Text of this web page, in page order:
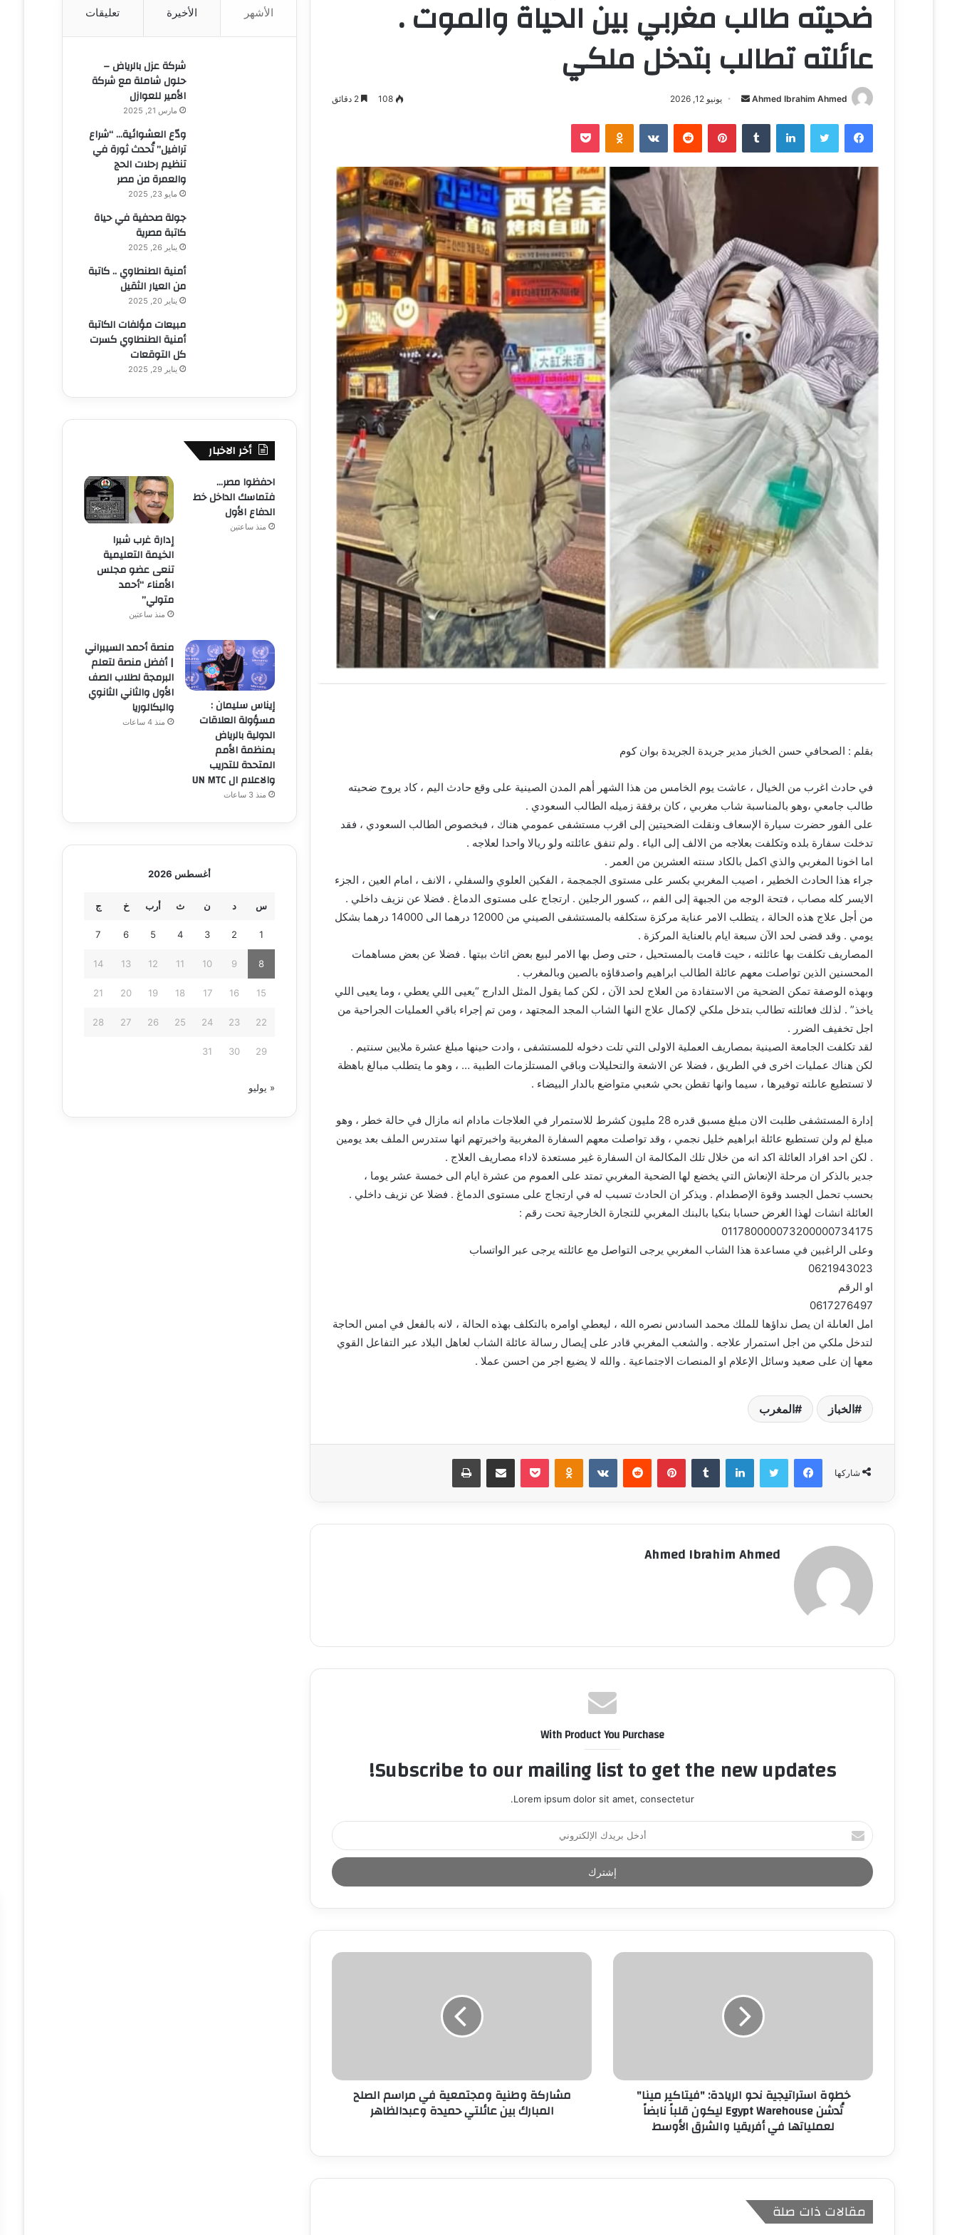
ضحيته طالب مغربي بين الحياة والموت .
عائلته تطالب بتدخل ملكي
Ahmed Ibrahim Ahmed
أ
ل
ب
ا
إ
ل
ك
ر
و
ن
ي
ا
يونيو 12, 2026 108 2 دقائق
فيسبوك تويتر لينكدإن ‏Tumblr بينتيريست ‏Reddit
‏VKontakte
Odnoklassniki بوكيت
بقلم : الصحافي حسن الخباز مدير جريدة الجريدة بوان كوم
في حادث اغرب من الخيال ، عاشت يوم الخامس من هذا الشهر أهم المدن الصينية على وقع حادث اليم ، كاد يروح ضحيته
طالب جامعي ،وهو بالمناسبة شاب مغربي ، كان برفقة زميله الطالب السعودي .
على الفور حضرت سيارة الإسعاف ونقلت الضحيتين إلى اقرب مستشفى عمومي هناك ، فبخصوص الطالب السعودي ، فقد
تدخلت سفارة بلده وتكلفت بعلاجه من الالف إلى الياء . ولم تنفق عائلته ولو ريالا واحدا لعلاجه .
اما اخونا المغربي والذي اكمل بالكاد سنته العشرين من العمر .
جراء هذا الحادث الخطير ، اصيب المغربي بكسر على مستوى الجمجمة ، الفكين العلوي والسفلي ، الانف ، امام العين ، الجزء
الايسر كله مصاب ، فتحة الوجه من الجبهة إلى الفم ،، كسور الرجلين . ارتجاج على مستوى الدماغ . فضلا عن نزيف داخلي .
من أجل علاج هذه الحالة ، يتطلب الامر عناية مركزة ستكلفه بالمستشفى الصيني من 12000 درهما الى 14000 درهما بشكل
يومي . وقد قضى لحد الآن سبعة ايام بالعناية المركزة .
المصاريف تكلفت بها عائلته ، حيت قامت بالمستحيل ، حتى وصل بها الامر لبيع بعض اثاث بيتها . فضلا عن بعض مساهمات
المحسنين الذين تواصلت معهم عائلة الطالب ابراهيم واصدقاؤه بالصين وبالمغرب .
وبهذه الوصفة تمكن الضحية من الاستفادة من العلاج لحد الآن ، لكن كما يقول المثل الدارج “يعيى اللي يعطي ، وما يعيى اللي
ياخذ” . لذلك فعائلته تطالب بتدخل ملكي لإكمال علاج النها الشاب المجد المجتهد ، ومن تم إجراء باقي العمليات الجراحية من
اجل تخفيف الضرر .
لقد تكلفت الجامعة الصينية بمصاريف العملية الاولى التي تلت دخوله للمستشفى ، وادت حينها مبلغ عشرة ملايين سنتيم .
لكن هناك عمليات اخرى في الطريق ، فضلا عن الاشعة والتحليلات وباقي المستلزمات الطبية … ، وهو ما يتطلب مبالغ باهظة
لا تستطيع عاىلته توفيرها ، سيما وانها تقطن بحي شعبي متواضع بالدار البيضاء .
إدارة المستشفى طلبت الان مبلغ مسبق قدره 28 مليون كشرط للاستمرار في العلاجات مادام انه مازال في حالة خطر ، وهو
مبلغ لم ولن تستطيع عائلة ابراهيم خليل نجمي ، وقد تواصلت معهم السفارة المغربية واخبرتهم انها ستدرس الملف بعد يومين
. لكن احد افراد العائلة اكد انه من خلال تلك المكالمة ان السفارة غير مستعدة لاداء مصاريف العلاج .
جدير بالذكر ان مرحلة الإنعاش التي يخضع لها الضحية المغربي تمتد على العموم من عشرة ايام الى خمسة عشر يوما ،
بحسب تحمل الجسد وقوة الإصطدام . ويذكر ان الحادث تسبب له في ارتجاج على مستوى الدماغ . فضلا عن نزيف داخلي .
العائلة انشات لهذا الغرض حسابا بنكيا بالبنك المغربي للتجارة الخارجية تحت رقم :
011780000073200000734175
وعلى الراغبين في مساعدة هذا الشاب المغربي يرجى التواصل مع عائلته يرجى عبر الواتساب
0621943023
او الرقم
0617276497
امل العاىلة ان يصل نداؤها للملك محمد السادس نصره الله ، ليعطي اوامره بالتكلف بهذه الحالة ، لانه بالفعل في امس الحاجة
لتدخل ملكي من اجل استمرار علاجه . والشعب المغربي قادر على إيصال رسالة عائلة الشاب لعاهل البلاد عبر التفاعل القوي
معها إن على صعيد وسائل الإعلام او المنصات الاجتماعية . والله لا يضيع اجر من احسن عملا .
الخباز المغرب
شاركها
فيسبوك تويتر لينكدإن ‏Tumblr بينتيريست ‏Reddit
‏VKontakte
Odnoklassniki بوكيت مشاركة عبر البريد طباعة
Ahmed Ibrahim Ahmed
With Product You Purchase
Subscribe to our mailing list to get the new updates!
Lorem ipsum dolor sit amet, consectetur.
أ
د
خ
ل
د
ا
خطوة استراتيجية نحو الريادة: "فيتاكير مينا"
تُدشن Egypt Warehouse ليكون قلباً نابضاً
لعملياتها في أفريقيا والشرق الأوسط
مشاركة وطنية ومجتمعية في مراسم الصلح
المبارك بين عائلتي حميدة وعبدالظاهر
مقالات ذات صلة
الأشهر الأخيرة تعليقات
شركة عزل بالرياض –
حلول شاملة مع شركة
الأمير للعوازل
مارس 21, 2025
ودّع العشوائية… “شراع
ترافيل” تُحدث ثورة في
تنظيم رحلات الحج
والعمرة من مصر
مايو 23, 2025
جولة صحفية في حياة
كاتبة مصرية
يناير 26, 2025
أمنية الطنطاوي .. كاتبة
من العيار الثقيل
يناير 20, 2025
مبيعات مؤلفات الكاتبة
أمنية الطنطاوي كسرت
كل التوقعات
يناير 29, 2025
أخر الاخبار
احفظوا مصر…
فتماسك الداخل خط
الدفاع الأول
منذ ساعتين
إدارة غرب شبرا
الخيمة التعليمية
تنعى عضو مجلس
الأمناء “أحمد
متولي”
منذ ساعتين
إيناس سليمان :
مسؤولة العلاقات
الدولية بالرياض
بمنظمة الأمم
المتحدة للتدريب
والاعلام ال UN MTC
منذ 3 ساعات
منصة أحمد السيبراني
| أفضل منصة لتعلم
البرمجة لطلاب الصف
الأول والثاني الثانوي
والبكالوريا
منذ 4 ساعات
أغسطس 2026
س د ن ث أرب خ ج
1
2
3
4
5
6
7
8
9
10
11
12
13
14
15
16
17
18
19
20
21
22
23
24
25
26
27
28
29
30
31
« يوليو